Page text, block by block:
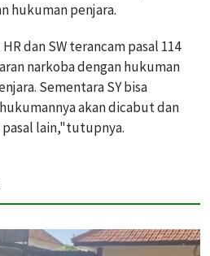
hukuman penjara.
dan SW terancam pasal 114
narkoba dengan hukuman
Sementara SY bisa
akan dicabut dan
lain,"tutupnya.